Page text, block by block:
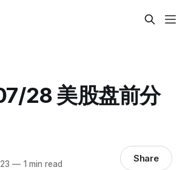
28 美股盘前分
—1 min read Share